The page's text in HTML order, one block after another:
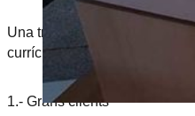
Una trajectòria tan àmplia no
currículum professional. Amb
1.- Grans clients